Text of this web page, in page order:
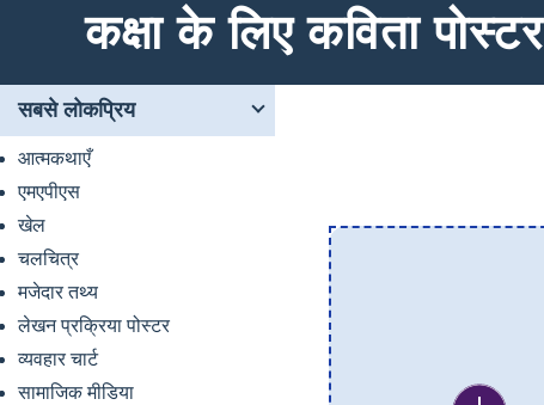
कक्षा के लिए कविता पोस्टर
सबसे लोकप्रिय
आत्मकथाएँ
एमएपीएस
खेल
चलचित्र
मजेदार तथ्य
लेखन प्रक्रिया पोस्टर
व्यवहार चार्ट
सामाजिक मीडिया